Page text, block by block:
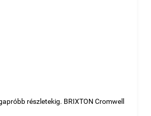
részletekig. BRIXTON Cromwell